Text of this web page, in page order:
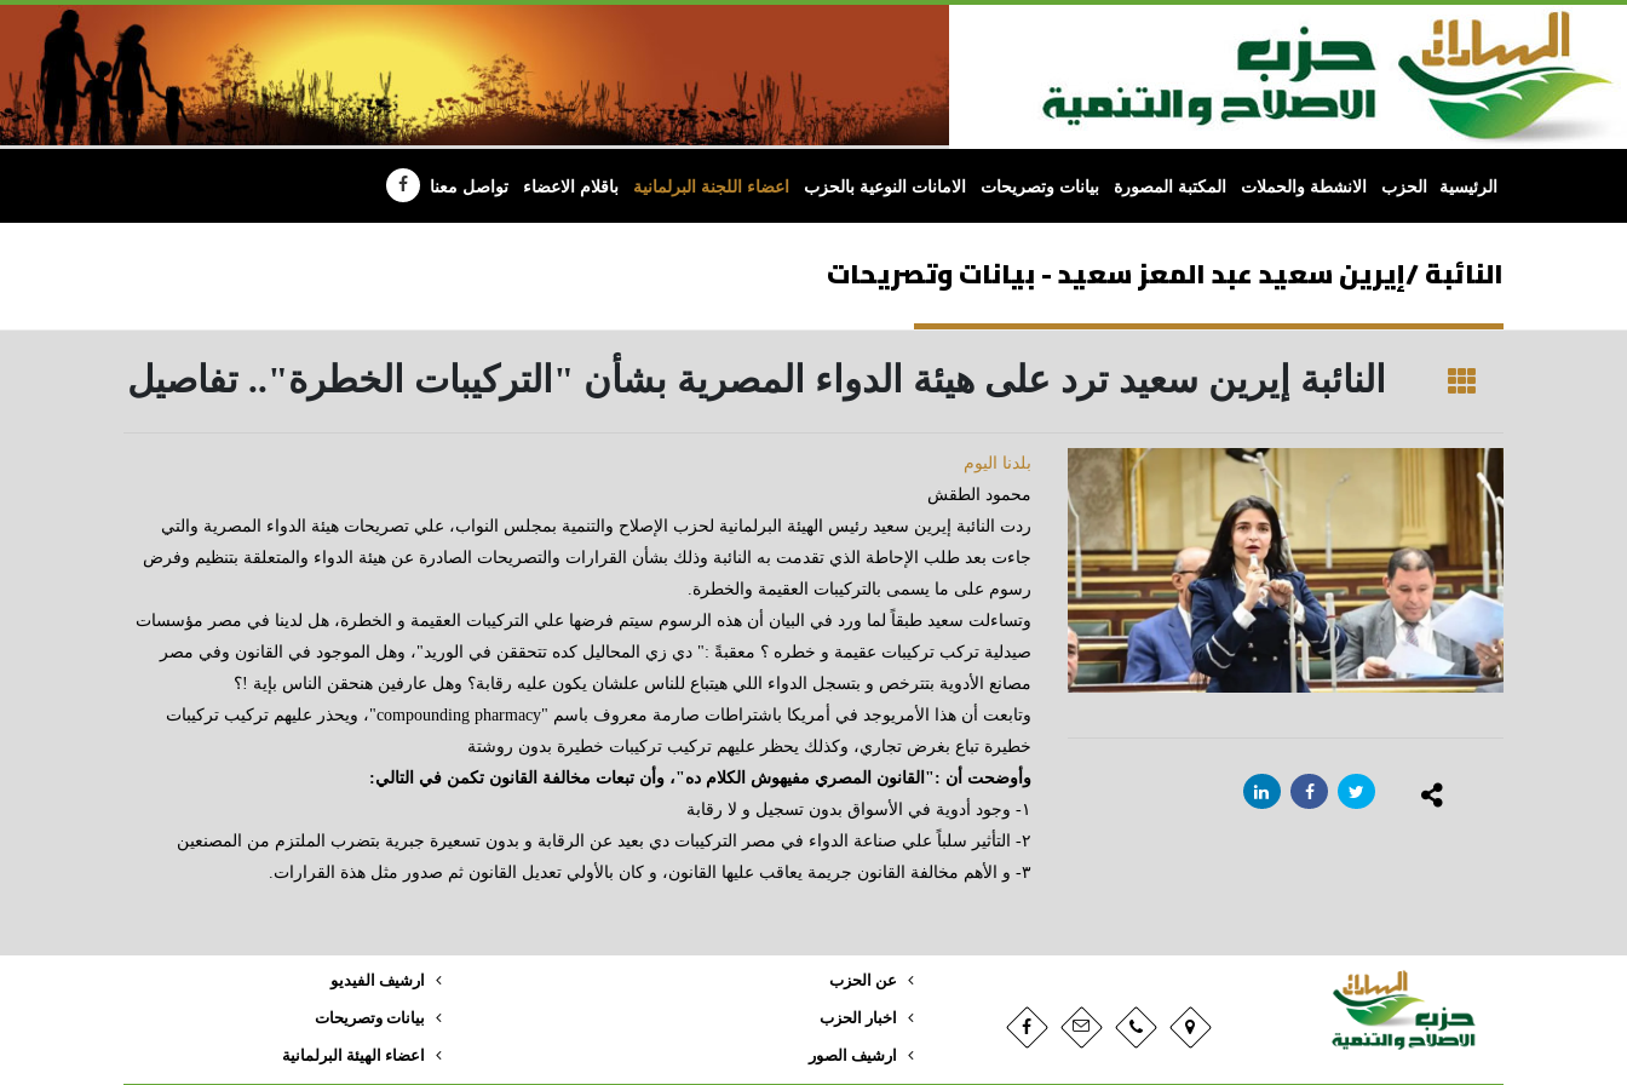
الرئيسية الحزب الانشطة والحملات المكتبة المصورة بيانات وتصريحات الامانات النوعية بالحزب اعضاء اللجنة البرلمانية باقلام الاعضاء تواصل معنا
النائبة /إيرين سعيد عبد المعز سعيد - بيانات وتصريحات
النائبة إيرين سعيد ترد على هيئة الدواء المصرية بشأن "التركيبات الخطرة".. تفاصيل
بلدنا اليوم
محمود الطقش
ردت النائبة إيرين سعيد رئيس الهيئة البرلمانية لحزب الإصلاح والتنمية بمجلس النواب، علي تصريحات هيئة الدواء المصرية والتي
جاءت بعد طلب الإحاطة الذي تقدمت به النائبة وذلك بشأن القرارات والتصريحات الصادرة عن هيئة الدواء والمتعلقة بتنظيم وفرض
رسوم على ما يسمى بالتركيبات العقيمة والخطرة.
وتساءلت سعيد طبقاً لما ورد في البيان أن هذه الرسوم سيتم فرضها علي التركيبات العقيمة و الخطرة، هل لدينا في مصر مؤسسات
صيدلية تركب تركيبات عقيمة و خطره ؟ معقبةً :" دي زي المحاليل كده تتحققن في الوريد"، وهل الموجود في القانون وفي مصر
مصانع الأدوية بتترخص و بتسجل الدواء اللي هيتباع للناس علشان يكون عليه رقابة؟ وهل عارفين هنحقن الناس بإية !؟
وتابعت أن هذا الأمريوجد في أمريكا باشتراطات صارمة معروف باسم "compounding pharmacy"، ويحذر عليهم تركيب تركيبات
خطيرة تباع بغرض تجاري، وكذلك يحظر عليهم تركيب تركيبات خطيرة بدون روشتة
وأوضحت أن :"القانون المصري مفيهوش الكلام ده"، وأن تبعات مخالفة القانون تكمن في التالي:
١- وجود أدوية في الأسواق بدون تسجيل و لا رقابة
٢- التأثير سلباً علي صناعة الدواء في مصر التركيبات دي بعيد عن الرقابة و بدون تسعيرة جبرية بتضرب الملتزم من المصنعين
٣- و الأهم مخالفة القانون جريمة يعاقب عليها القانون، و كان بالأولي تعديل القانون ثم صدور مثل هذة القرارات.
عن الحزب
اخبار الحزب
ارشيف الصور
ارشيف الفيديو
بيانات وتصريحات
اعضاء الهيئة البرلمانية